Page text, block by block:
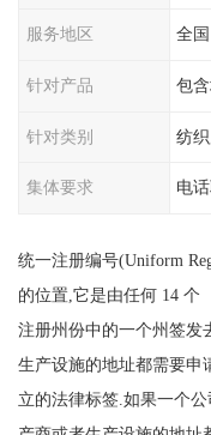
服务地区 全国
针对产品 包
针对类别 纺
集体要求 电
统一注册编号(Uniform
的位置,它是由任何 14 个
注册州份中的一个州签发
生产设施的地址都需要申
立的法律标签.如果一个